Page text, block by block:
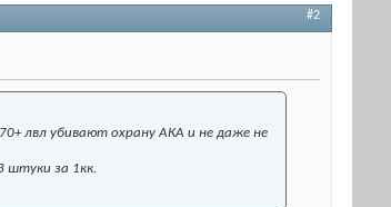
#2
лвл убивают охрану АКА и не даже не
штуки за 1кк.